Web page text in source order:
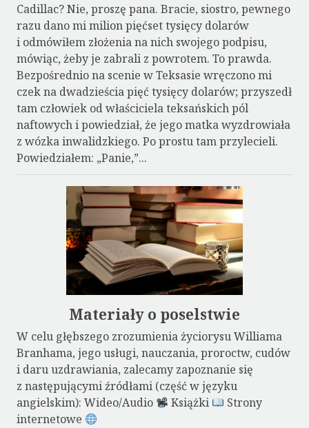
Cadillac? Nie, proszę pana. Bracie, siostro, pewnego
razu dano mi milion pięćset tysięcy dolarów
i odmówiłem złożenia na nich swojego podpisu,
mówiąc, żeby je zabrali z powrotem. To prawda.
Bezpośrednio na scenie w Teksasie wręczono mi
czek na dwadzieścia pięć tysięcy dolarów; przyszedł
tam człowiek od właściciela teksańskich pól
naftowych i powiedział, że jego matka wyzdrowiała
z wózka inwalidzkiego. Po prostu tam przylecieli.
Powiedziałem: „Panie,”...
Materiały o poselstwie
W celu głębszego zrozumienia życiorysu Williama
Branhama, jego usługi, nauczania, proroctw, cudów
i daru uzdrawiania, zalecamy zapoznanie się
z następującymi źródłami (część w języku
angielskim): Wideo/Audio
Książki
Strony
internetowe